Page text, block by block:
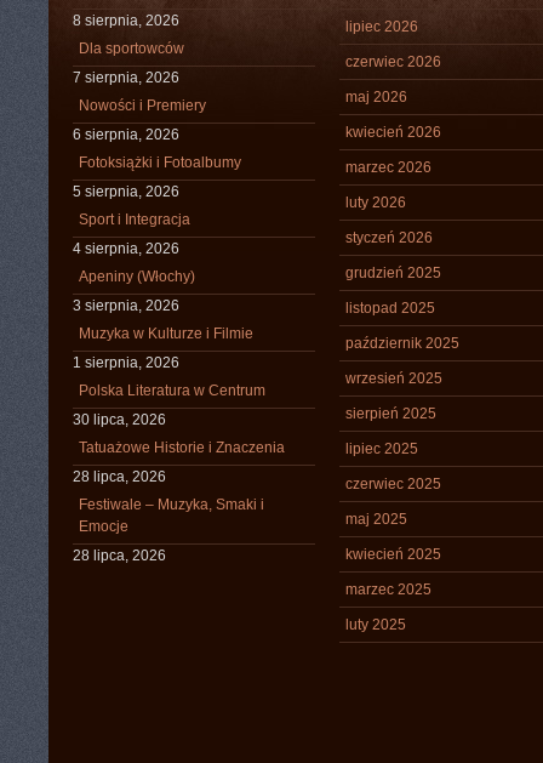
8 sierpnia, 2026
Dla sportowców
7 sierpnia, 2026
Nowości i Premiery
6 sierpnia, 2026
Fotoksiążki i Fotoalbumy
5 sierpnia, 2026
Sport i Integracja
4 sierpnia, 2026
Apeniny (Włochy)
3 sierpnia, 2026
Muzyka w Kulturze i Filmie
1 sierpnia, 2026
Polska Literatura w Centrum
30 lipca, 2026
Tatuażowe Historie i Znaczenia
28 lipca, 2026
Festiwale – Muzyka, Smaki i
Emocje
28 lipca, 2026
lipiec 2026
czerwiec 2026
maj 2026
kwiecień 2026
marzec 2026
luty 2026
styczeń 2026
grudzień 2025
listopad 2025
październik 2025
wrzesień 2025
sierpień 2025
lipiec 2025
czerwiec 2025
maj 2025
kwiecień 2025
marzec 2025
luty 2025